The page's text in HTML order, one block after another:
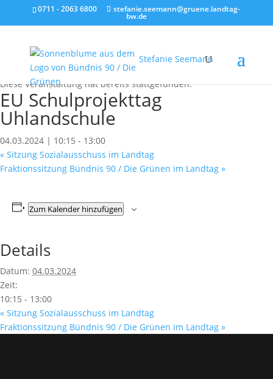
0711 - 2063 6800 stefanie.seemann@gruene.landtag-
bw.de
Stefanie Seemann
« Alle Veranstaltungen
Diese Veranstaltung hat bereits stattgefunden.
EU Schulprojekttag
Uhlandschule
04.03.2024 | 10:15 - 13:00
« Sitzung Sozialausschuss im Landtag
Fraktionssitzung Bündnis 90 / Die Grünen im Landtag »
Zum Kalender hinzufügen
Details
Datum: 04.03.2024
Zeit:
10:15 - 13:00
« Sitzung Sozialausschuss im Landtag
Fraktionssitzung Bündnis 90 / Die Grünen im Landtag »